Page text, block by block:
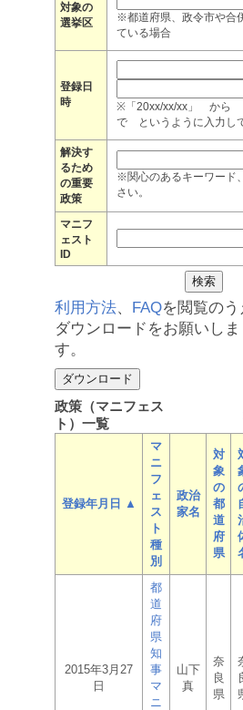
対象の
選挙区
※都道府県、政令市や合
ている場合
登録日
時
※「20xx/xx/xx」 から
で というように入力し
解決す
るため
の重要
政策
※関心のあるキーワード
さい。
マニフ
ェスト
ID
利用方法、 FAQを閲覧のう
ダウンロードをお願いしま
す。
政策（マニフェス
ト）一覧
登録年月日 ▲
マ
ニ
フ
ェ
ス
ト
種
別
政治
家名
対
象
の
都
道
府
県
2015年3月27
日
都
道
府
県
知
事
マ
ニ
山下
真
奈
良
県